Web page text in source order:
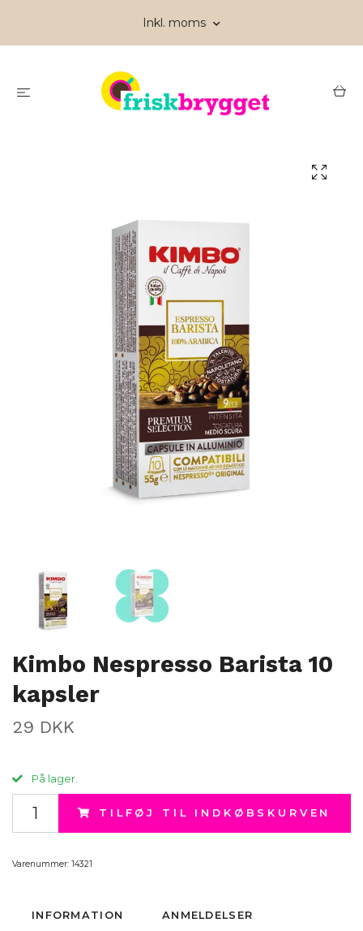
Inkl. moms
Kimbo Nespresso Barista 10
kapsler
29 DKK
På lager.
TILFØJ TIL INDKØBSKURVEN
Varenummer: 14321
INFORMATION ANMELDELSER